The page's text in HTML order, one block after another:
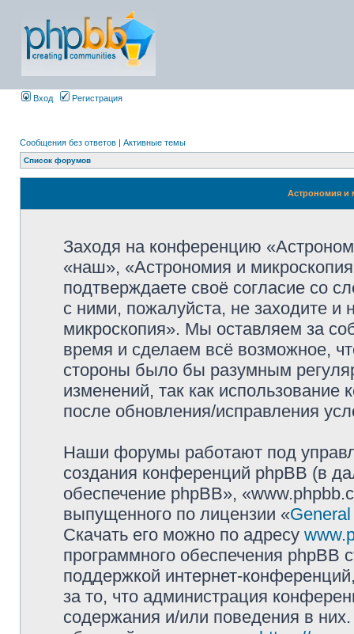
Вход Регистрация
Сообщения без ответов | Активные темы
Список форумов
Астрономия и
Заходя на конференцию
«наш», «Астрономия и
подтверждаете своё согласие со
с ними, пожалуйста, не заходите
микроскопия». Мы оставляем за
время и сделаем всё возможное,
стороны было бы разумным
изменений, так как
после обновления/исправления
Наши форумы работают под
создания конференций phpBB (в
обеспечение phpBB»,
выпущенного по лицензии «
Скачать его можно по адресу
программного обеспечения phpBB
поддержкой интернет-
за то, что администрация
содержания и/или поведения в